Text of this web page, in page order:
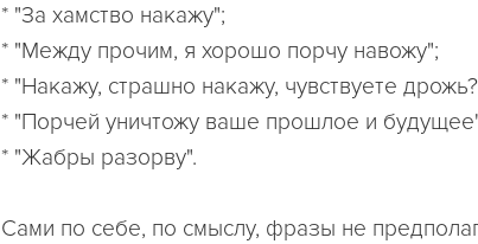
* "За хамство накажу";
* "Между прочим, я хорошо порчу навожу";
* "Накажу, страшно накажу, чувствуете
* "Порчей уничтожу ваше прошлое и
* "Жабры разорву".
Сами по себе, по смыслу, фразы не